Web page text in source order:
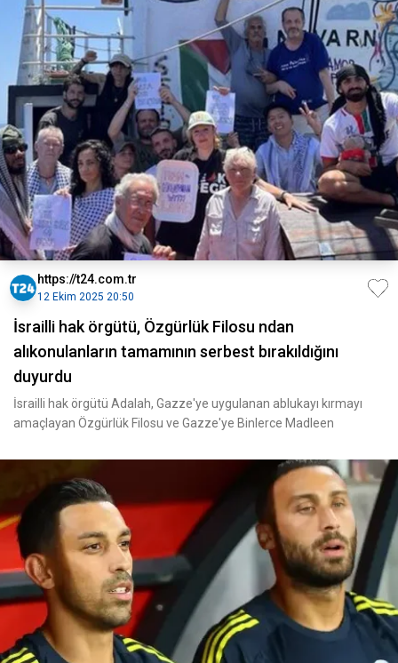
https://t24.com.tr
12 Ekim 2025 20:50
İsrailli hak örgütü, Özgürlük Filosu ndan
alıkonulanların tamamının serbest bırakıldığını
duyurdu
İsrailli hak örgütü Adalah, Gazze'ye uygulanan ablukayı kırmayı
amaçlayan Özgürlük Filosu ve Gazze'ye Binlerce Madleen